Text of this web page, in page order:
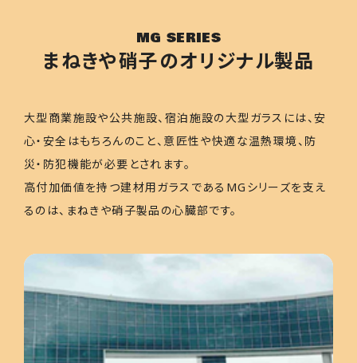
MG SERIES
まねきや硝子のオリジナル製品
大型商業施設や公共施設、宿泊施設の大型ガラスには、安
心・安全はもちろんのこと、意匠性や快適な温熱環境、防
災・防犯機能が必要とされます。
高付加価値を持つ建材用ガラスであるMGシリーズを支え
るのは、まねきや硝子製品の心臓部です。